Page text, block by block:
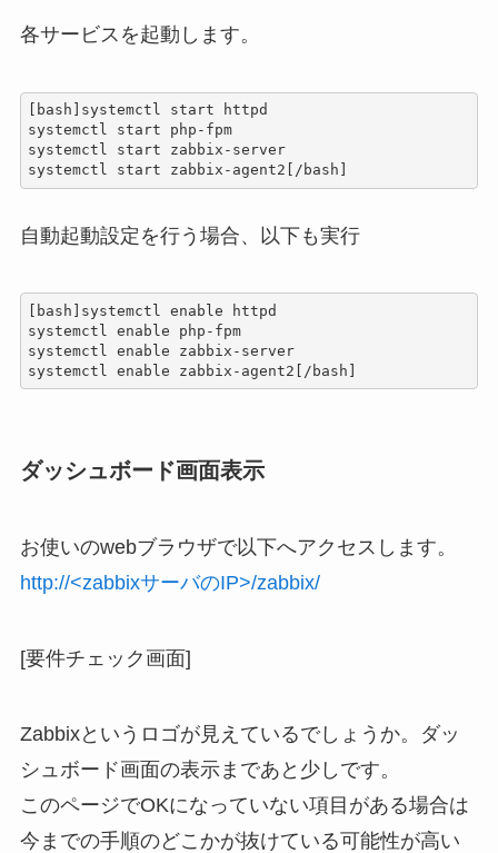
各サービスを起動します。
[bash]systemctl start httpd
systemctl start php-fpm
systemctl start zabbix-server
systemctl start zabbix-agent2[/bash]
自動起動設定を行う場合、以下も実行
[bash]systemctl enable httpd
systemctl enable php-fpm
systemctl enable zabbix-server
systemctl enable zabbix-agent2[/bash]
ダッシュボード画面表示
お使いのwebブラウザで以下へアクセスします。
http://<zabbixサーバのIP>/zabbix/
[要件チェック画面]
Zabbixというロゴが見えているでしょうか。ダッ
シュボード画面の表示まであと少しです。
このページでOKになっていない項目がある場合は
今までの手順のどこかが抜けている可能性が高い